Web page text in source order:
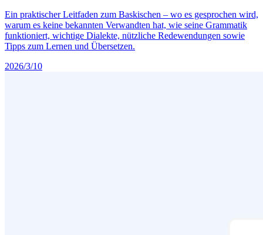
Ein praktischer Leitfaden zum Baskischen – wo es gesprochen wird,
warum es keine bekannten Verwandten hat, wie seine Grammatik
funktioniert, wichtige Dialekte, nützliche Redewendungen sowie
Tipps zum Lernen und Übersetzen.
2026/3/10